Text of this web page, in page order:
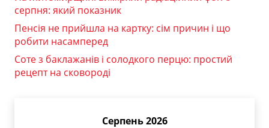
серпня: який показник
Пенсія не прийшла на картку: сім причин і що
робити насамперед
Соте з баклажанів і солодкого перцю: простий
рецепт на сковороді
Серпень 2026